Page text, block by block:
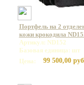
Портфель на 2
кожи крокодила
Артикул: ND152
Базовая единица: шт
Цена:
99 500,00